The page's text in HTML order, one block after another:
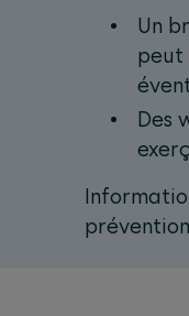
Un
peut
Des